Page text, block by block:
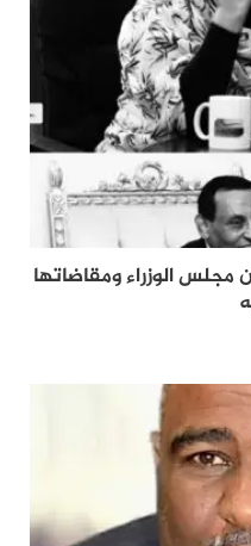
مجلس الوزراء ومقاضاتها